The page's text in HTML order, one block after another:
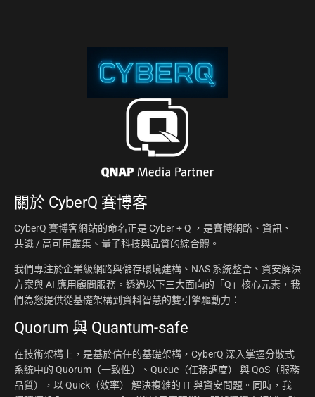
關於 CyberQ 賽博客
CyberQ 賽博客網站的命名正是 Cyber + Q ，是賽博網路、資訊、
共識 / 高可用叢集、量子科技與品質的綜合體。
我們專注於企業級網路與儲存環境建構、NAS 系統整合、資安解決
方案與 AI 應用顧問服務。透過以下三大面向的「Q」核心元素，我
們為您提供從基礎架構到資料智慧的雙引擎驅動力：
Quorum 與 Quantum-safe
在技術架構上，是基於信任的基礎架構，CyberQ 深入掌握分散式
系統中的 Quorum（一致性）、Queue（任務調度） 與 QoS（服務
品質），以 Quick（效率） 解決複雜的 IT 與資安問題。同時，我